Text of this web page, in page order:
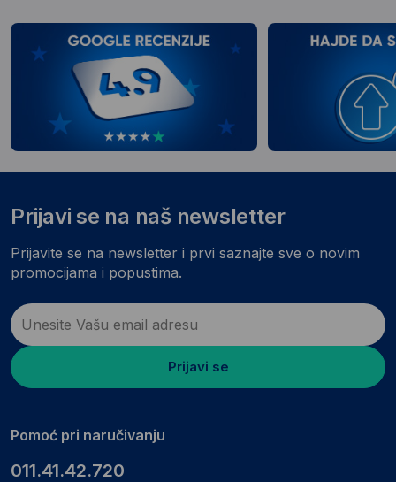
Prijavi se na naš newsletter
Prijavite se na newsletter i prvi saznajte sve o novim
promocijama i popustima.
Prijavi se
Pomoć pri naručivanju
011.41.42.720